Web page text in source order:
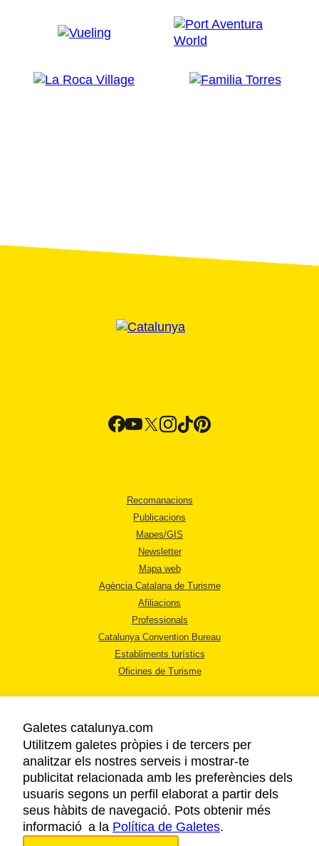
Recomanacions
Publicacions
Mapes/GIS
Newsletter
Mapa web
Agència Catalana de Turisme
Afiliacions
Professionals
Catalunya Convention Bureau
Establiments turístics
Oficines de Turisme
AVÍS LEGAL
POLÍTICA DE PRIVACITAT
COOKIES
ACCESSIBILITAT
Galetes catalunya.com
Utilitzem galetes pròpies i de tercers per
analitzar els nostres serveis i mostrar-te
publicitat relacionada amb les preferències dels
usuaris segons un perfil elaborat a partir dels
seus hàbits de navegació. Pots obtenir més
informació a la Política de Galetes.